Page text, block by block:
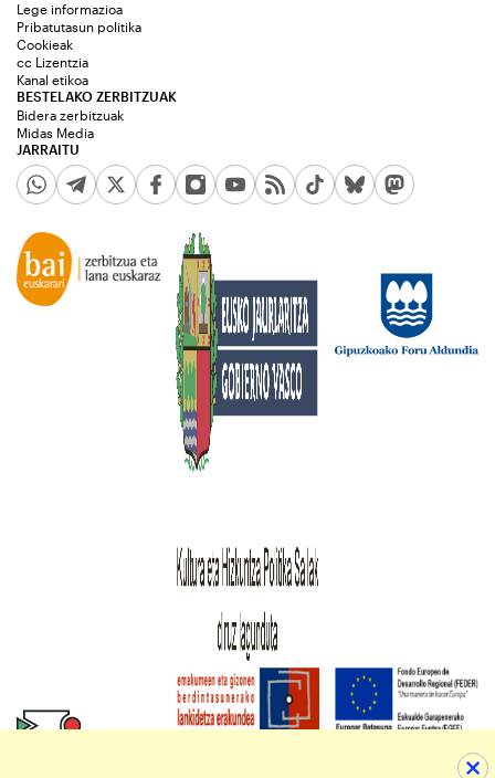
JARRAITU
Lege informazioa
Pribatutasun politika
Cookieak
cc Lizentzia
Kanal etikoa
BESTELAKO ZERBITZUAK
Bidera zerbitzuak
Midas Media